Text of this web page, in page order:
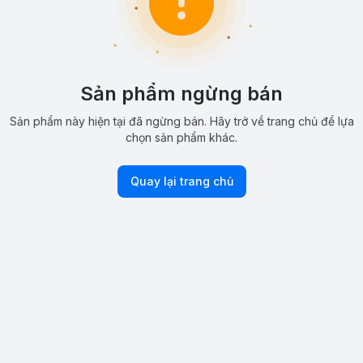
Sản phẩm ngừng bán
Sản phẩm này hiện tại đã ngừng bán. Hãy trở về trang chủ để lựa
chọn sản phẩm khác.
Quay lại trang chủ